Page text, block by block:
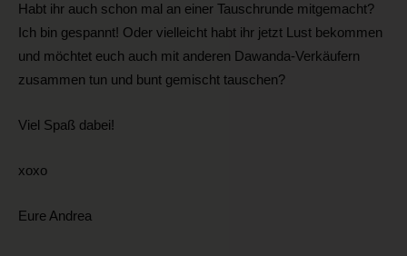
Habt ihr auch schon mal an einer Tauschrunde mitgemacht?
Ich bin gespannt! Oder vielleicht habt ihr jetzt Lust bekommen
und möchtet euch auch mit anderen Dawanda-Verkäufern
zusammen tun und bunt gemischt tauschen?
Viel Spaß dabei!
xoxo
Eure Andrea